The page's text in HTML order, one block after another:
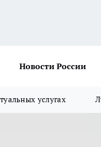
Новости России
услугах